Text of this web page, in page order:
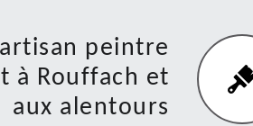
peintre
à Rouffach et
aux alentours